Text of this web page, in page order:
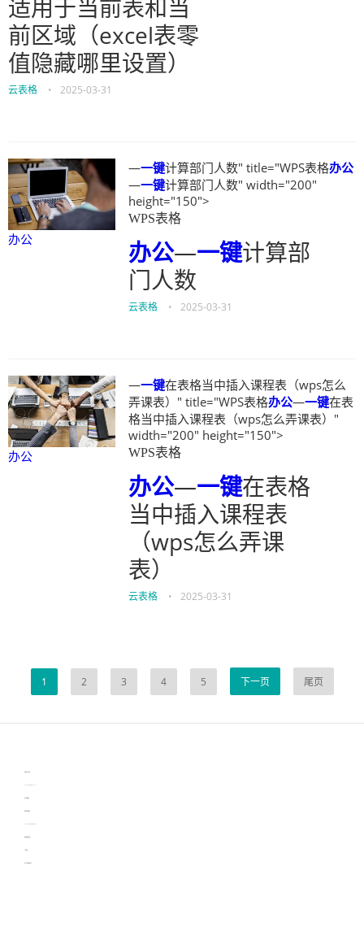
适用于当前表和当
前区域（excel表零
值隐藏哪里设置）
云表格 • 2025-03-31
办公
—一键计算部门人数" title="WPS表格办公
—一键计算部门人数" width="200"
height="150">
WPS表格
办公—一键计算部
门人数
云表格 • 2025-03-31
办公
—一键在表格当中插入课程表（wps怎么
弄课表）" title="WPS表格办公—一键在表
格当中插入课程表（wps怎么弄课表）"
width="200" height="150">
WPS表格
办公—一键在表格
当中插入课程表
（wps怎么弄课
表）
云表格 • 2025-03-31
1 2 3 4 5 下一页 尾页